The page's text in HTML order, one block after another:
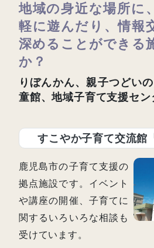
地域の身近な場所に
軽に遊んだり、情報
深めることができる
か？
りぼんかん、親子つどい
童館、地域子育て支援セン
すこやか子育て交流館
鹿児島市の子育て支援の
拠点施設です。イベント
や講座の開催、子育てに
関するいろいろな相談も
受けています。